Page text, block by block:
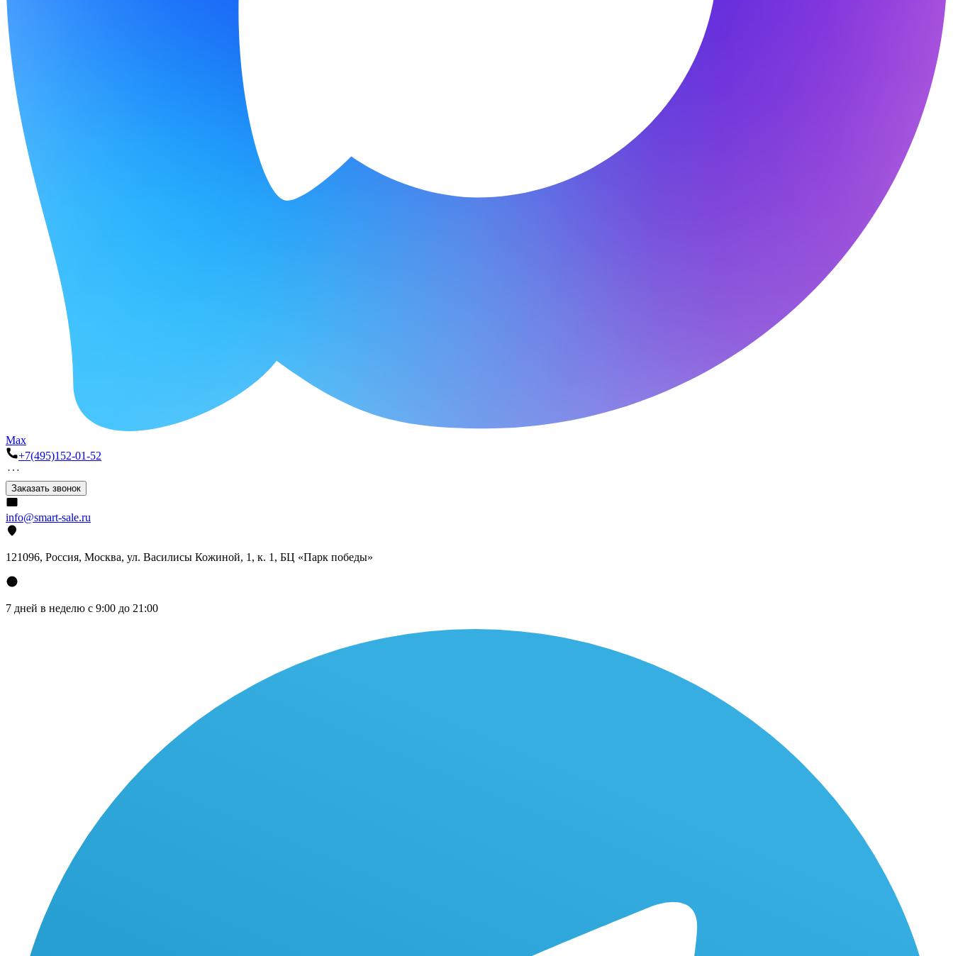
Max
+7(495)152-01-52
Заказать звонок
info@smart-sale.ru
121096, Россия, Москва, ул. Василисы Кожиной, 1, к. 1, БЦ «Парк победы»
7 дней в неделю с 9:00 до 21:00